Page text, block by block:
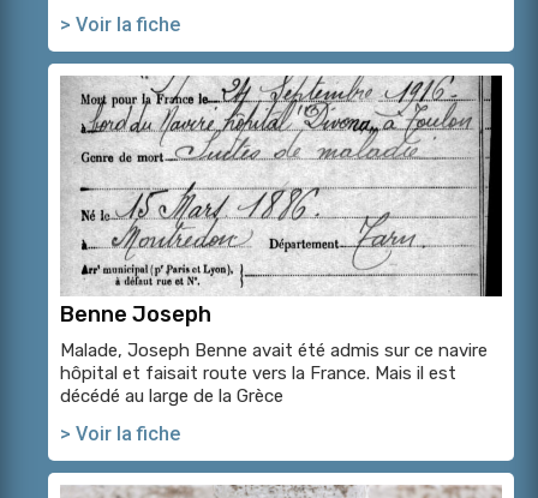
> Voir la fiche
Benne Joseph
Malade, Joseph Benne avait été admis sur ce navire
hôpital et faisait route vers la France. Mais il est
décédé au large de la Grèce
> Voir la fiche